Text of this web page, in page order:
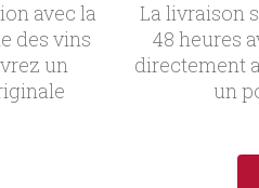
avec la
des vins
un
La livraison
48 heures
directement
un